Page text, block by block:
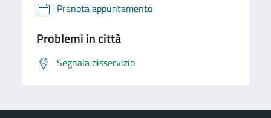
Prenota appuntamento
Problemi in città
Segnala disservizio